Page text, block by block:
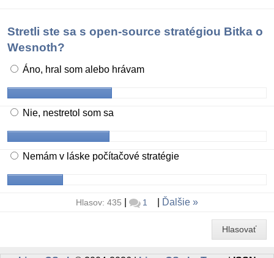
Stretli ste sa s open-source stratégiou Bitka o
Wesnoth?
Áno, hral som alebo hrávam
Nie, nestretol som sa
Nemám v láske počítačové stratégie
Hlasov: 435 1 Ďalšie
Hlasovať